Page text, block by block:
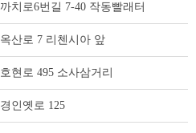
까치로6번길 7-40 작동빨래터
옥산로 7 리첸시아 앞
호현로 495 소사삼거리
경인옛로 125